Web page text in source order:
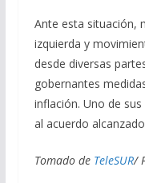
Ante esta situación,
izquierda y
desde diversas
gobernantes
inflación. Uno de
al acuerdo
Tomado de TeleSUR/